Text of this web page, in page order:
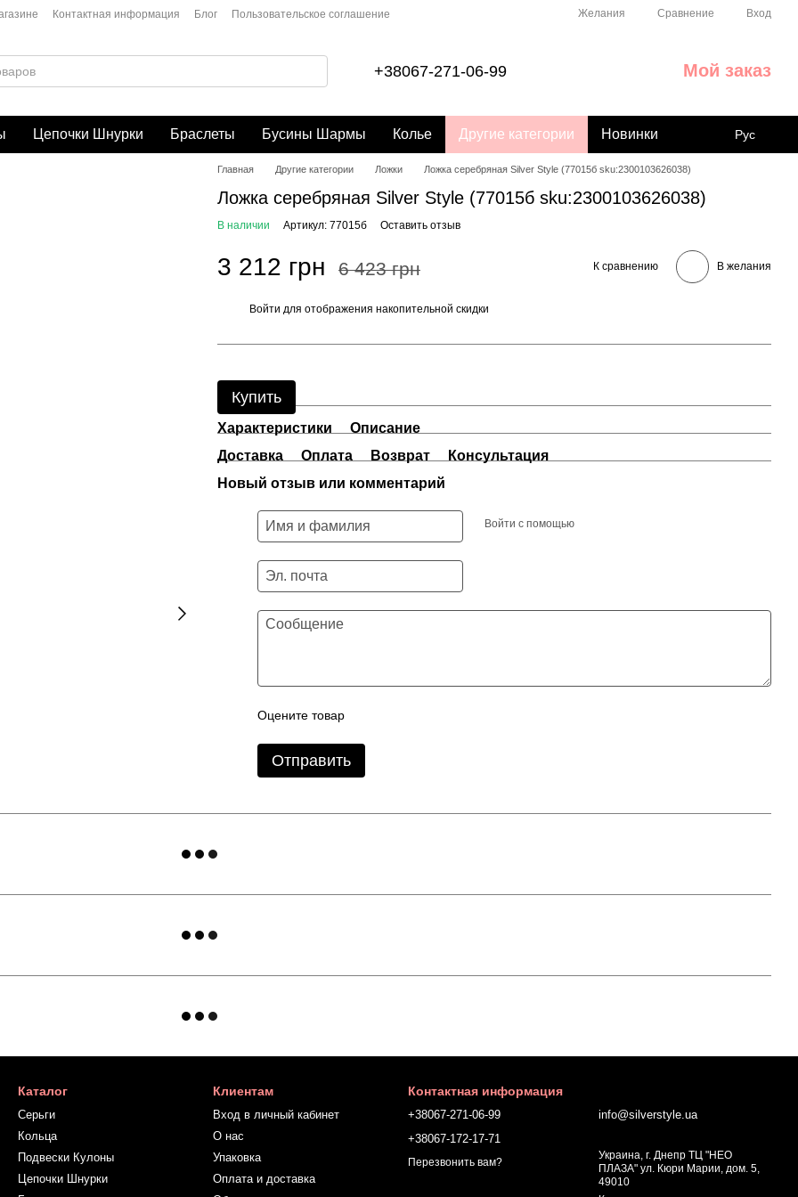
Контактная информация Блог Пользовательское соглашение Желания Сравнение Вход
+38067-271-06-99 Мой заказ
Цепочки Шнурки Браслеты Бусины Шармы Колье Другие категории Новинки Рус
Главная Другие категории Ложки Ложка серебряная Silver Style (77015б sku:2300103626038)
Ложка серебряная Silver Style (77015б sku:2300103626038)
В наличии Артикул: 77015б Оставить отзыв
3 212 грн 6 423 грн К сравнению В желания
Войти для отображения накопительной скидки
Купить
Характеристики
Описание
Доставка
Оплата Возврат
Консультация
Новый отзыв или комментарий
Войти с помощью
Оцените товар
Отправить
Каталог
Серьги
Кольца
Подвески Кулоны
Цепочки Шнурки
Клиентам
Вход в личный кабинет
О нас
Упаковка
Оплата и доставка
Контактная информация
+38067-271-06-99
+38067-172-17-71
Перезвонить вам?
info@silverstyle.ua
Украина, г. Днепр ТЦ "НЕО
ПЛАЗА" ул. Кюри Марии, дом. 5,
49010